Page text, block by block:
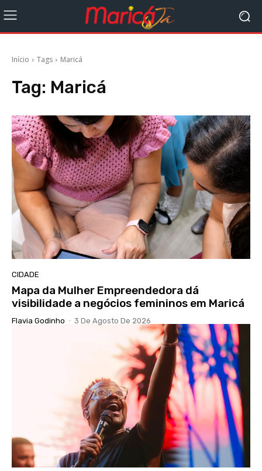
Início Tags Maricá
Tag: Maricá
CIDADE
Mapa da Mulher Empreendedora dá
visibilidade a negócios femininos em Maricá
Flavia Godinho - 3 De Agosto De 2026